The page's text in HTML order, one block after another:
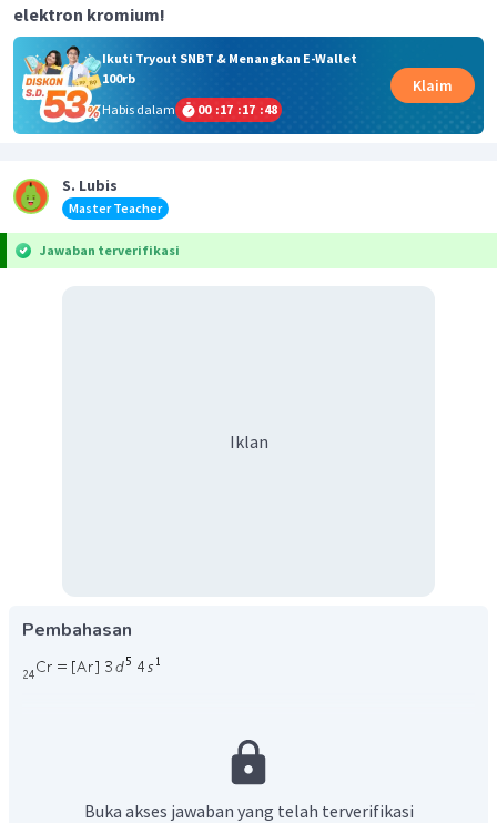
elektron kromium!
Ikuti Tryout SNBT & Menangkan E-Wallet
100rb
Habis dalam
00 :17 :17 :48
Klaim
S. Lubis
Master Teacher
Jawaban terverifikasi
Iklan
Pembahasan
Buka akses jawaban yang telah terverifikasi